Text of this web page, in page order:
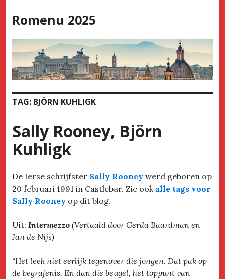
to
Romenu 2025
TAG: BJÖRN KUHLIGK
Sally Rooney, Björn
Kuhligk
De Ierse schrijfster Sally Rooney werd geboren op
20 februari 1991 in Castlebar. Zie ook alle tags voor
Sally Rooney op dit blog.
Uit: Intermezzo (Vertaald door Gerda Baardman en
Jan de Nijs)
“Het leek niet eerlijk tegenover die jongen. Dat pak op
de begrafenis. En dan die beugel, het toppunt van